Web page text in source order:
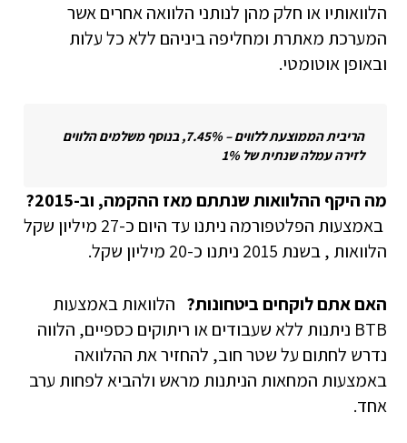
הלוואותיו או חלק מהן לנותני הלוואה אחרים אשר
המערכת מאתרת ומחליפה ביניהם ללא כל עלות
ובאופן אוטומטי.
הריבית הממוצעת ללווים – 7.45%, בנוסף משלמים הלווים
לזירה עמלה שנתית של 1%
מה היקף ההלוואות שנתתם מאז ההקמה, וב-2015?
באמצעות הפלטפורמה ניתנו עד היום כ-27 מיליון שקל
הלוואות , בשנת 2015 ניתנו כ-20 מיליון שקל.
האם אתם לוקחים ביטחונות? הלוואות באמצעות
BTB ניתנות ללא שעבודים או ריתוקים כספיים, הלווה
נדרש לחתום על שטר חוב, להחזיר את ההלוואה
באמצעות המחאות הניתנות מראש ולהביא לפחות ערב
אחד.